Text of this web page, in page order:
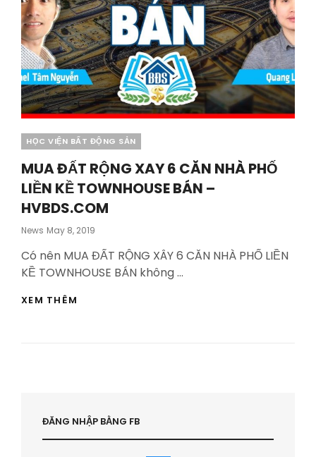
Categories
HỌC VIỆN BẤT ĐỘNG SẢN
MUA ĐẤT RỘNG XAY 6 CĂN NHÀ PHỐ
LIỀN KỀ TOWNHOUSE BÁN –
HVBDS.COM
News Posted
May 8, 2019
Có nên MUA ĐẤT RỘNG XÂY 6 CĂN NHÀ PHỐ LIỀN
KỀ TOWNHOUSE BÁN không …
XEM THÊM
KỀ
TOWNHOUSE
BÁN
ĐĂNG NHẬP BẰNG FB